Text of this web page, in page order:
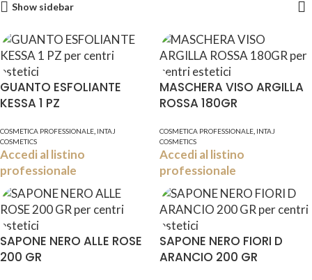
Show sidebar
GUANTO ESFOLIANTE
KESSA 1 PZ
COSMETICA PROFESSIONALE INTAJ
COSMETICS
Accedi al listino
professionale
MASCHERA VISO ARGILLA
ROSSA 180GR
COSMETICA PROFESSIONALE INTAJ
COSMETICS
Accedi al listino
professionale
SAPONE NERO ALLE ROSE
200 GR
SAPONE NERO FIORI D
ARANCIO 200 GR